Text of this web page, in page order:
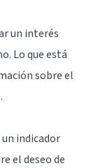
un interés
Lo que está
sobre el
indicador
el deseo de